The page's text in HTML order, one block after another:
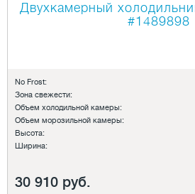
Двухкамерный
#1489898
No Frost:
Зона свежести:
Объем холодильной камеры:
Объем морозильной камеры:
Высота:
Ширина:
30 910 руб.